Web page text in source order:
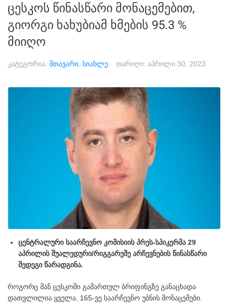
ცესკოს წინასწარი მონაცემებით,
გიორგი ხახუბიამ ხმების 95.3 %
მიიღო
კატეგორია: მთავარი სიახლე თარიღი: აპრილი 30, 2023
ცენტრალური საარჩევნო კომისიის პრეს-სპიკერმა 29
აპრილის შუალედური/რიგგარეშე არჩევნების წინასწარი
შედეგი წარადგინა.
როგორც მან ცესკოში გამართულ ბრიფინგზე განაცხადა
დათვლილია ყველა, 165-ვე საარჩევნო უბნის მონაცემები.